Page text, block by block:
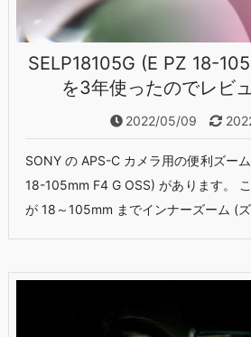
SELP18105G (E PZ 18-
を3年使ったのでレビ
2022/05/09
SONY の APS-C カメラ用の便利ズー
18-105mm F4 G OSS) があります。
が 18～105mm までインナーズーム (